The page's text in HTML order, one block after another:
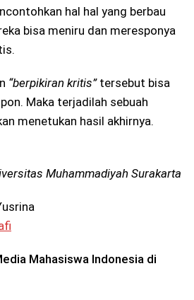
hal hal yang berbau
bisa meniru dan meresponya
“berpikiran kritis”tersebut bisa
Maka terjadilah sebuah
menetukan hasil akhirnya.
Muhammadiyah Surakarta
Mahasiswa Indonesia di